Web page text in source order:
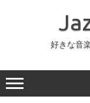
ッ
プ
好きな音